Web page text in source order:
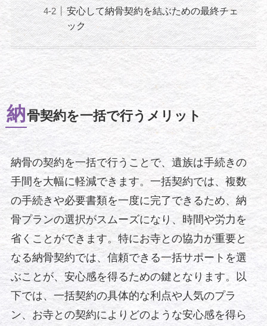
安心して納骨契約を結ぶための最終チェ
ック
納骨契約を一括で行うメリット
納骨の契約を一括で行うことで、遺族は手続きの
手間を大幅に軽減できます。一括契約では、複数
の手続きや必要書類を一度に完了できるため、納
骨プランの選択がスムーズになり、時間や労力を
省くことができます。特にお寺との協力が重要と
なる納骨契約では、信頼できる一括サポートを選
ぶことが、安心感を得るための鍵となります。以
下では、一括契約の具体的な利点や人気のプラ
ン、お寺との契約によりどのような安心感を得ら